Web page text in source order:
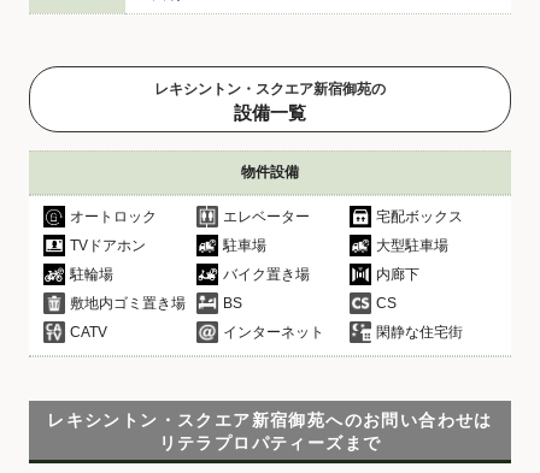
レキシントン・スクエア新宿御苑の
設備一覧
物件設備
オートロック エレベーター
宅配ボックス
TVドアホン
駐車場
大型駐車場
駐輪場
バイク置き場
内廊下
敷地内ゴミ置き場
BS
CS
CATV
インターネット 閑静な住宅街
レキシントン・スクエア新宿御苑へのお問い合わせは
リテラプロパティーズまで